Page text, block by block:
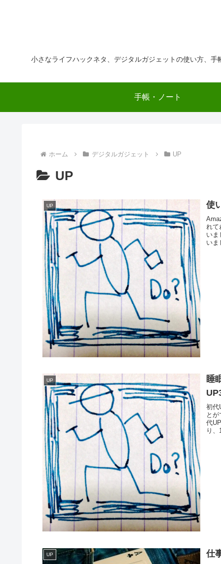
小さなライフハックネタ、デジタルガジェットの使い方、
手帳・ノート
ホーム デジタルガジェット UP
UP
UP 使
れて
いま
いま
UP
睡
初代
と
代
り
UP 仕